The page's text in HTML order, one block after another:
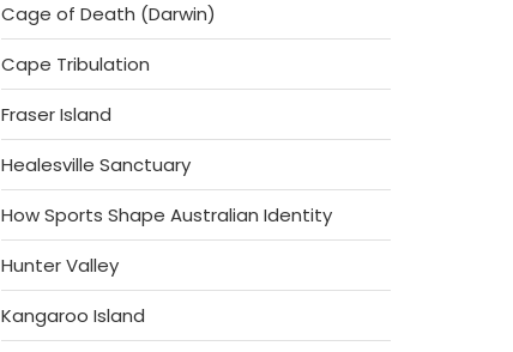
Cage of Death (Darwin)
Cape Tribulation
Fraser Island
Healesville Sanctuary
How Sports Shape Australian Identity
Hunter Valley
Kangaroo Island